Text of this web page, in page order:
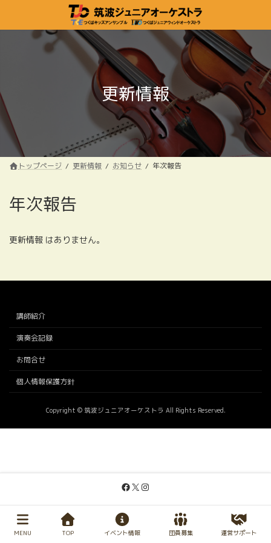
テ
キ
ッ
プ
ゲ
に
移
動
更新情報
トップページ 更新情報 お知らせ 年次報告
年次報告
更新情報 はありません。
講師紹介
演奏会記録
お問合せ
個人情報保護方針
Copyright © 筑波ジュニアオーケストラ All Rights Reserved.
Facebook
X Instagram
MENU TOP イベント情報 団員募集 運営サポート